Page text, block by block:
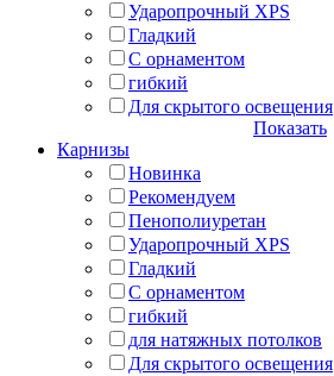
Ударопрочный XPS
Гладкий
С орнаментом
гибкий
Для скрытого освещения
Показать
Карнизы
Новинка
Рекомендуем
Пенополиуретан
Ударопрочный XPS
Гладкий
С орнаментом
гибкий
для натяжных потолков
Для скрытого освещения